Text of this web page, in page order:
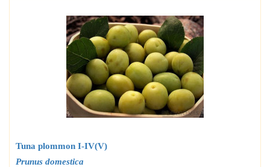
Tuna plommon I-IV(V)
Prunus domestica